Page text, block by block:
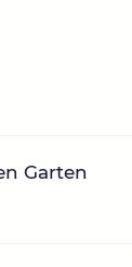
Garten